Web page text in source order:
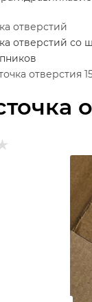
отверстий
отверстий со
отверстия